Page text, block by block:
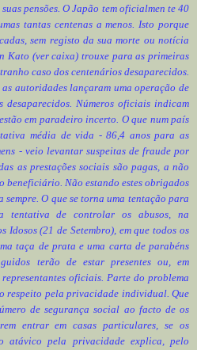
pensões. O Japão tem oficialmen te 40
tantas centenas a menos. Isto porque
sem registo da sua morte ou notícia
Kato (ver caixa) trouxe para as primeiras
caso dos centenários desaparecidos.
autoridades lançaram uma operação de
Números oficiais indicam
em paradeiro incerto. O que num país
média de vida - 86,4 anos para as
- veio levantar suspeitas de fraude por
as prestações sociais são pagas, a não
beneficiário. Não estando estes obrigados
O que se torna uma tentação para
tentativa de controlar os abusos, na
Idosos (21 de Setembro), em que todos os
taça de prata e uma carta de parabéns
terão de estar presentes ou, em
oficiais. Parte do problema
respeito pela privacidade individual. Que
de segurança social ao facto de os
entrar em casas particulares, se os
atávico pela privacidade explica, pelo